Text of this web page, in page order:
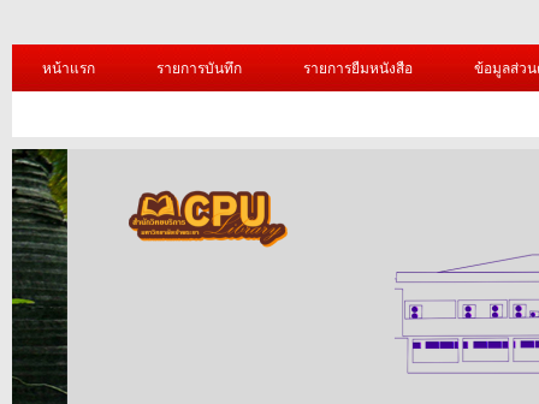
หน้าแรก รายการบันทึก รายการยืมหนังสือ ข้อมูลส่ว